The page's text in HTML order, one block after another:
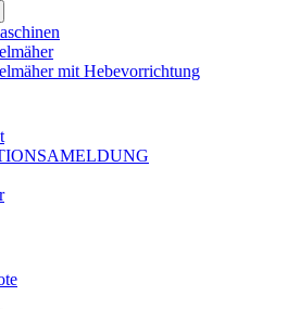
mit Hebevorrichtung